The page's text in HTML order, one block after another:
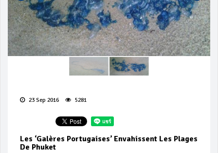
23 Sep 2016 5281
Les ‘galères Portugaises’ Envahissent Les Plages
De Phuket